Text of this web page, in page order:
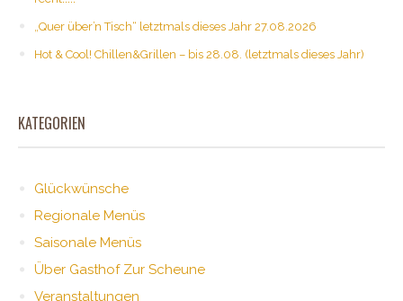
„Quer über’n Tisch“ letztmals dieses Jahr 27.08.2026
Hot & Cool! Chillen&Grillen – bis 28.08. (letztmals dieses Jahr)
KATEGORIEN
Glückwünsche
Regionale Menüs
Saisonale Menüs
Über Gasthof Zur Scheune
Veranstaltungen